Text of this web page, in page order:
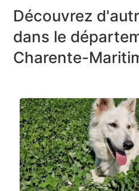
Découvrez
dans le
Charente-